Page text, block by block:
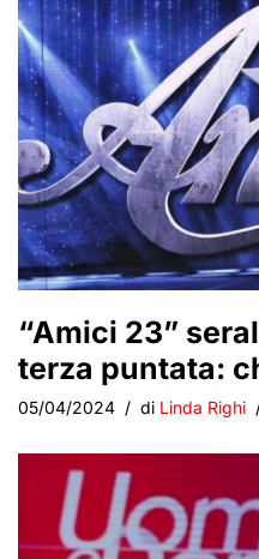
“Amici 23”
terza puntata:
05/04/2024 di Linda Righi